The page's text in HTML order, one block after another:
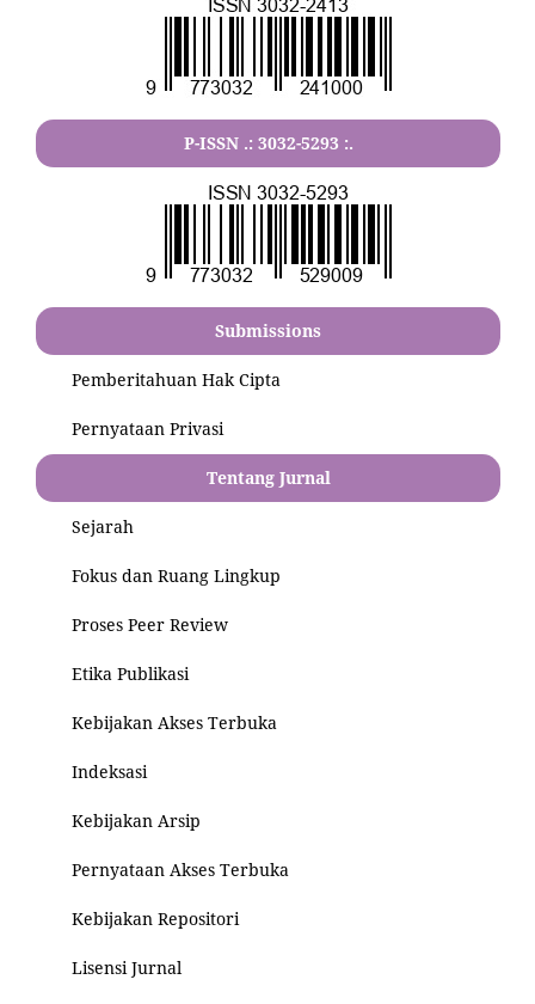
P-ISSN .: 3032-5293 :.
Submissions
Pemberitahuan Hak Cipta
Pernyataan Privasi
Tentang Jurnal
Sejarah
Fokus dan Ruang Lingkup
Proses Peer Review
Etika Publikasi
Kebijakan Akses Terbuka
Indeksasi
Kebijakan Arsip
Pernyataan Akses Terbuka
Kebijakan Repositori
Lisensi Jurnal